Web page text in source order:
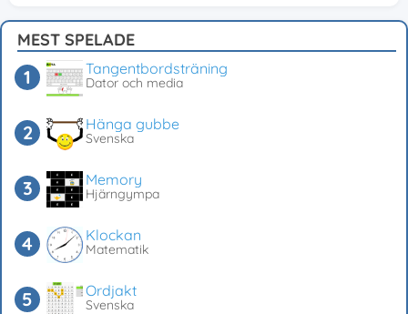
MEST SPELADE
Tangentbordsträning
Dator och media
Hänga gubbe
Svenska
Memory
Hjärngympa
Klockan
Matematik
Ordjakt
Svenska